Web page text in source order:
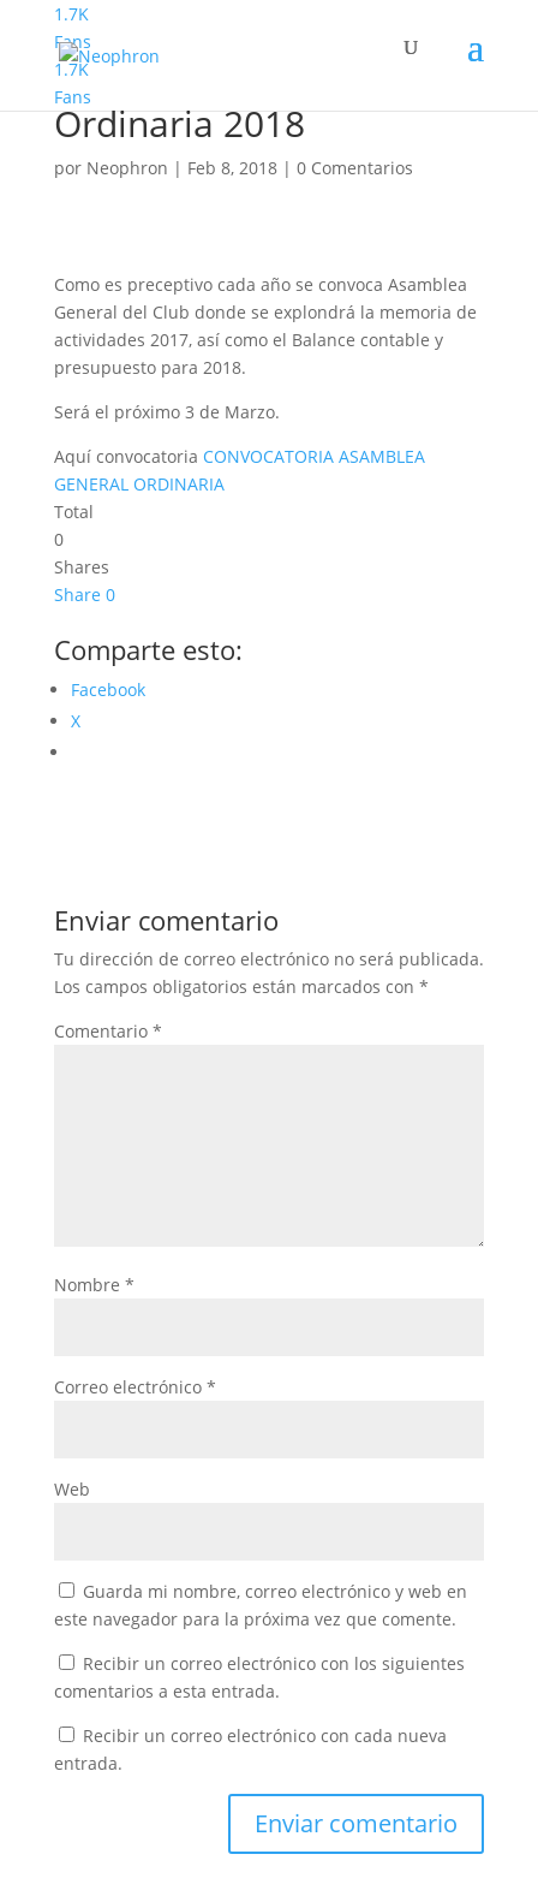
1.7K
Fans
1.7K
Fans
Asamblea General
Ordinaria 2018
por Neophron | Feb 8, 2018| 0 Comentarios
Como es preceptivo cada año se convoca Asamblea
General del Club donde se explondrá la memoria de
actividades 2017, así como el Balance contable y
presupuesto para 2018.
Será el próximo 3 de Marzo.
Aquí convocatoria CONVOCATORIA ASAMBLEA
GENERAL ORDINARIA
Total
0
Shares
Share 0
Comparte esto:
Facebook
X
Enviar comentario
Tu dirección de correo electrónico no será publicada.
Los campos obligatorios están marcados con *
Comentario *
Nombre *
Correo electrónico *
Web
Guarda mi nombre, correo electrónico y web en
este navegador para la próxima vez que comente.
Recibir un correo electrónico con los siguientes
comentarios a esta entrada.
Recibir un correo electrónico con cada nueva
entrada.